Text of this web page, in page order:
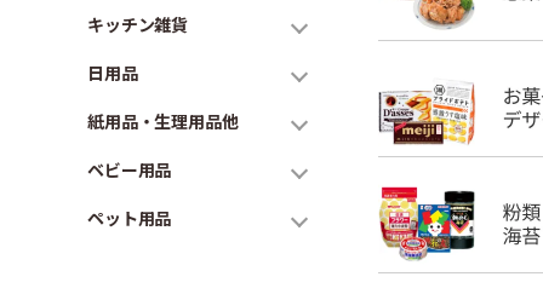
キッチン雑貨
日用品
紙用品・生理用品他
ベビー用品
ペット用品